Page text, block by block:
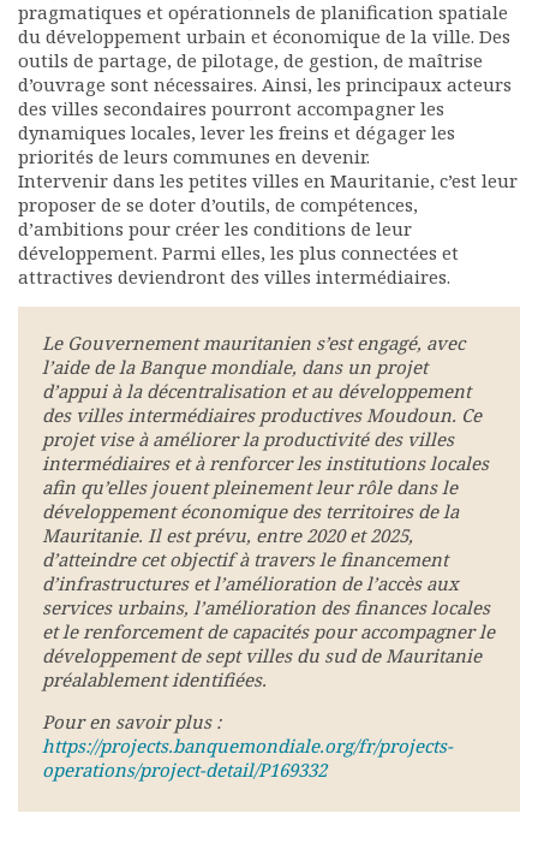
pragmatiques et opérationnels de planification spatiale
du développement urbain et économique de la ville. Des
outils de partage, de pilotage, de gestion, de maîtrise
d’ouvrage sont nécessaires. Ainsi, les principaux acteurs
des villes secondaires pourront accompagner les
dynamiques locales, lever les freins et dégager les
priorités de leurs communes en devenir.
Intervenir dans les petites villes en Mauritanie, c’est leur
proposer de se doter d’outils, de compétences,
d’ambitions pour créer les conditions de leur
développement. Parmi elles, les plus connectées et
attractives deviendront des villes intermédiaires.
Le Gouvernement mauritanien s’est engagé, avec
l’aide de la Banque mondiale, dans un projet
d’appui à la décentralisation et au développement
des villes intermédiaires productives Moudoun. Ce
projet vise à améliorer la productivité des villes
intermédiaires et à renforcer les institutions locales
afin qu’elles jouent pleinement leur rôle dans le
développement économique des territoires de la
Mauritanie. Il est prévu, entre 2020 et 2025,
d’atteindre cet objectif à travers le financement
d’infrastructures et l’amélioration de l’accès aux
services urbains, l’amélioration des finances locales
et le renforcement de capacités pour accompagner le
développement de sept villes du sud de Mauritanie
préalablement identifiées.
Pour en savoir plus :
https://projects.banquemondiale.org/fr/projects-
operations/project-detail/P169332